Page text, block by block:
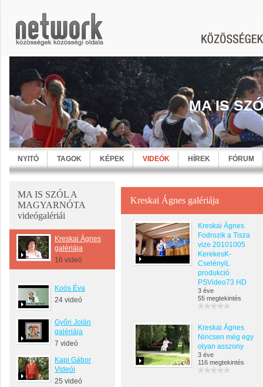
MA IS
NYITÓ TAGOK KÉPEK VIDEÓK HÍREK FÓRUM
MA IS SZÓL A
MAGYARNÓTA
videógalériái
Kreskai Ágnes
galériája
16 videó
Koós Éva
24 videó
Győri Jolán
galériája
7 videó
Kapi Gábor
Videói
25 videó
Kreskai Ágnes galériája
Kreskai Ágnes
Fodrozik a Tisza
vize 20101005
KerekesK-
CselényiL
produkció
PSVideo73 HD
3 éve
55 megtekintés
Kreskai Ágnes
Nincsen még egy
olyan asszony
3 éve
116 megtekintés